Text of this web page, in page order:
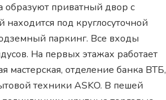
образуют приватный двор с
под круглосуточной
паркинг. Все входы
На первых этажах работает
мастерская, отделение банка ВТБ,
техники ASKO. В пешей